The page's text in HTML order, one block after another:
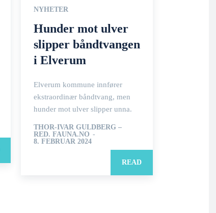
NYHETER
Hunder mot ulver
slipper båndtvangen
i Elverum
Elverum kommune innfører
ekstraordinær båndtvang, men
hunder mot ulver slipper unna.
THOR-IVAR GULDBERG –
RED. FAUNA.NO -
8. FEBRUAR 2024
READ